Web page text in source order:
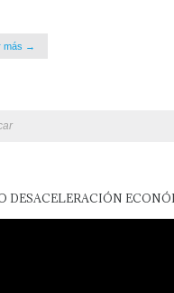
más →
DESACELERACIÓN